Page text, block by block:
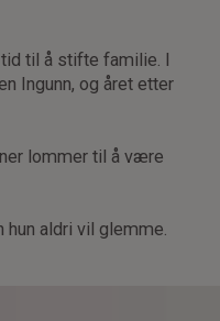
til å stifte familie. I
Ingunn, og året etter
lommer til å være
hun aldri vil glemme.